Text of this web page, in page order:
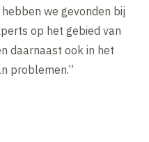
we gevonden bij
op het gebied van
daarnaast ook in het
problemen.”